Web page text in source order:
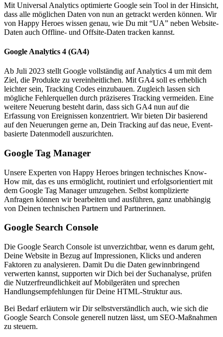
Mit Universal Analytics optimierte Google sein Tool in der Hinsicht,
dass alle möglichen Daten von nun an getrackt werden können. Wir
von Happy Heroes wissen genau, wie Du mit “UA” neben Website-
Daten auch Offline- und Offsite-Daten tracken kannst.
Google Analytics 4 (GA4)
Ab Juli 2023 stellt Google vollständig auf Analytics 4 um mit dem
Ziel, die Produkte zu vereinheitlichen. Mit GA4 soll es erheblich
leichter sein, Tracking Codes einzubauen. Zugleich lassen sich
mögliche Fehlerquellen durch präziseres Tracking vermeiden. Eine
weitere Neuerung besteht darin, dass sich GA4 nun auf die
Erfassung von Ereignissen konzentriert. Wir bieten Dir basierend
auf den Neuerungen gerne an, Dein Tracking auf das neue, Event-
basierte Datenmodell auszurichten.
Google Tag Manager
Unsere Experten von Happy Heroes bringen technisches Know-
How mit, das es uns ermöglicht, routiniert und erfolgsorientiert mit
dem Google Tag Manager umzugehen. Selbst komplizierte
Anfragen können wir bearbeiten und ausführen, ganz unabhängig
von Deinen technischen Partnern und Partnerinnen.
Google Search Console
Die Google Search Console ist unverzichtbar, wenn es darum geht,
Deine Website in Bezug auf Impressionen, Klicks und anderen
Faktoren zu analysieren. Damit Du die Daten gewinnbringend
verwerten kannst, supporten wir Dich bei der Suchanalyse, prüfen
die Nutzerfreundlichkeit auf Mobilgeräten und sprechen
Handlungsempfehlungen für Deine HTML-Struktur aus.
Bei Bedarf erläutern wir Dir selbstverständlich auch, wie sich die
Google Search Console generell nutzen lässt, um SEO-Maßnahmen
zu steuern.